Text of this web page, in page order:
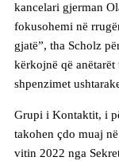
kancelari gjerman
fokusohemi në
gjatë”, tha Scholz
kërkojnë që
shpenzimet
Grupi i Kontaktit, i
takohen çdo muaj
vitin 2022 nga